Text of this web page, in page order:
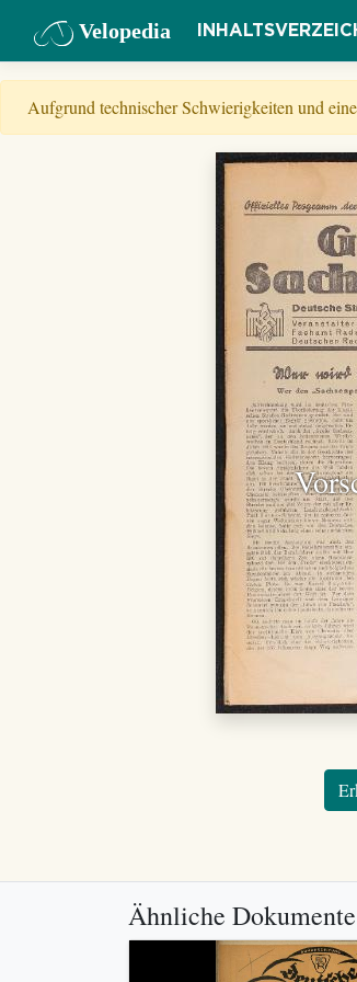
Velopedia
Aufgrund technischer Schwierigkeiten und
Ähnliche Dokumente